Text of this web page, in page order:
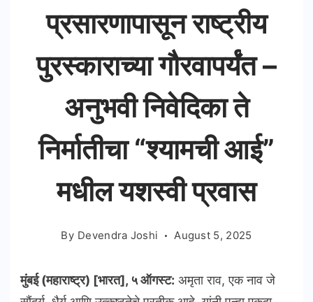
प्रसारणापासून राष्ट्रीय
पुरस्काराच्या गौरवापर्यंत –
अनुभवी निवेदिका ते
निर्मातीचा “श्यामची आई”
मधील यशस्वी प्रवास
By Devendra Joshi August 5, 2025
मुंबई (महाराष्ट्र) [भारत], ५ ऑगस्ट: अमृता राव, एक नाव जे